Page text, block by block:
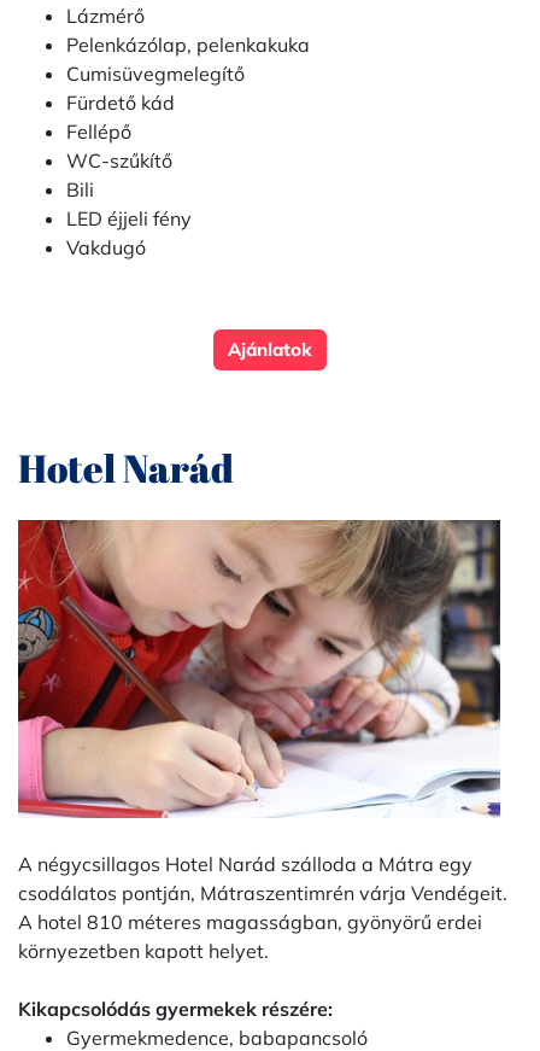
Lázmérő
Pelenkázólap, pelenkakuka
Cumisüvegmelegítő
Fürdető kád
Fellépő
WC-szűkítő
Bili
LED éjjeli fény
Vakdugó
Ajánlatok
Hotel Narád
A négycsillagos Hotel Narád szálloda a Mátra egy
csodálatos pontján, Mátraszentimrén várja Vendégeit.
A hotel 810 méteres magasságban, gyönyörű erdei
környezetben kapott helyet.
Kikapcsolódás gyermekek részére:
Gyermekmedence, babapancsoló